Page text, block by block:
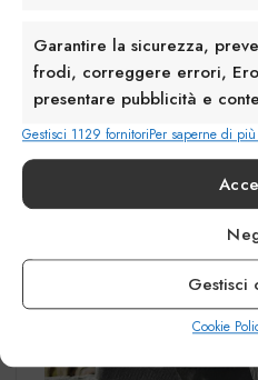
Garantire la sicurezza,
frodi, correggere errori,
presentare pubblicità e
Gestisci 1129 fornitoriPer saperne di
Gestisci
Cookie
look casual e formali.